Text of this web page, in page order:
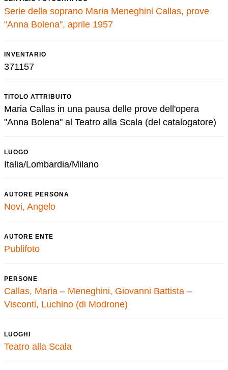
Serie della soprano Maria Meneghini Callas, prove
"Anna Bolena", aprile 1957
INVENTARIO
371157
TITOLO ATTRIBUITO
Maria Callas in una pausa delle prove dell'opera
"Anna Bolena" al Teatro alla Scala (del catalogatore)
LUOGO
Italia/Lombardia/Milano
AUTORE PERSONA
Novi, Angelo
AUTORE ENTE
Publifoto
PERSONE
Callas, Maria – Meneghini, Giovanni Battista –
Visconti, Luchino (di Modrone)
LUOGHI
Teatro alla Scala